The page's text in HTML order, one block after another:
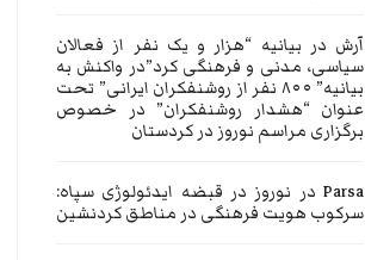
آرش در بیانیه “هزار و یک نفر از فعالان
سیاسی، مدنی و فرهنگی کرد”در واکنش به
بیانیه” ۸۰۰ نفر از روشنفکران ایرانی” تحت
عنوان “هشدار روشنفکران” در خصوص
برگزاری مراسم نوروز در کردستان
Parsaدر نوروز در قبضه ایدئولوژی سپاه:
سرکوب هویت فرهنگی در مناطق کردنشین